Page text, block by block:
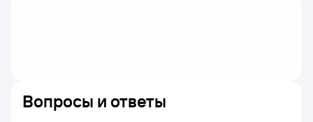
Вопросы и ответы